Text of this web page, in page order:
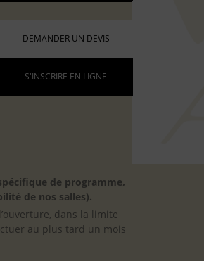
DEMANDER UN DEVIS
S'INSCRIRE EN LIGNE
de programme,
de nos salles).
dans la limite
au plus tard un mois